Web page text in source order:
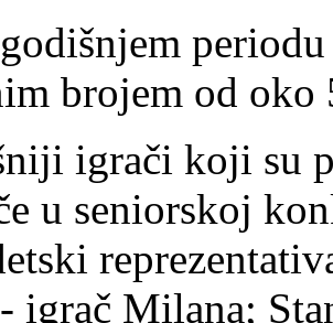
brojem od oko
igrači koji su
u seniorskoj
igrač Milana;